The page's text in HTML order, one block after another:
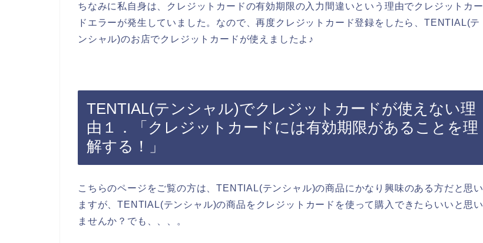
ちなみに私自身は、クレジットカードの有効期限の入力間違いという理由でクレジットカー
ドエラーが発生していました。なので、再度クレジットカード登録をしたら、TENTIAL(テ
ンシャル)のお店でクレジットカードが使えましたよ♪
TENTIAL(テンシャル)でクレジットカードが使えない理
由１．「クレジットカードには有効期限があることを理
解する！」
こちらのページをご覧の方は、TENTIAL(テンシャル)の商品にかなり興味のある方だと思い
ますが、TENTIAL(テンシャル)の商品をクレジットカードを使って購入できたらいいと思い
ませんか？でも、、、。